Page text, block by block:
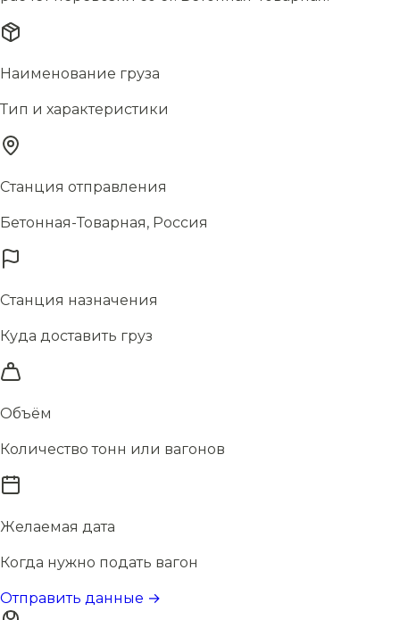
Наименование груза
Тип и характеристики
Станция отправления
Бетонная-Товарная, Россия
Станция назначения
Куда доставить груз
Объём
Количество тонн или вагонов
Желаемая дата
Когда нужно подать вагон
Отправить данные →